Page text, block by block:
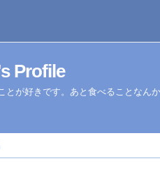
Profile
とが好きです。あと食べることなん